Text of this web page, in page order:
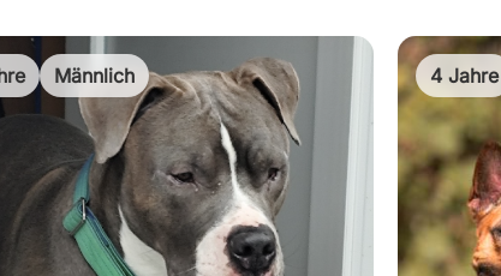
Männlich 4 Jahre